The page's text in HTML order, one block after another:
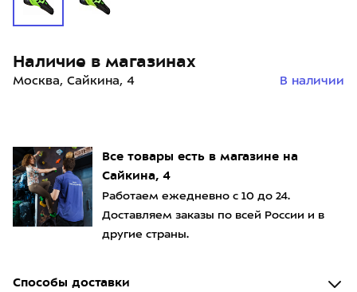
Все товары есть в магазине на
Сайкина, 4
Работаем ежедневно с 10 до 24.
Доставляем заказы по всей России и в
другие страны.
Способы доставки
Наличие в магазинах
Москва, Сайкина, 4 В наличии